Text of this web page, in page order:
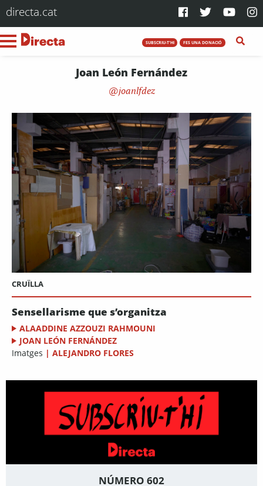
directa.cat
SUBSCRIU-T'HI FES UNA DONACIÓ
Joan León Fernández
joanlfdez
CRUÏLLA
Sensellarisme que s’organitza
ALAADDINE AZZOUZI RAHMOUNI
JOAN LEÓN FERNÁNDEZ
Imatges | ALEJANDRO FLORES
NÚMERO 602